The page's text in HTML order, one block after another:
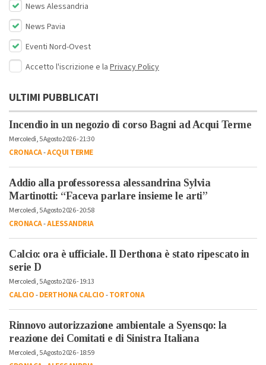
News Alessandria
News Pavia
Eventi Nord-Ovest
Accetto l'iscrizione e la Privacy Policy
ULTIMI PUBBLICATI
Incendio in un negozio di corso Bagni ad Acqui Terme
Mercoledì, 5 Agosto 2026 - 21:30
CRONACA-ACQUI TERME
Addio alla professoressa alessandrina Sylvia
Martinotti: “Faceva parlare insieme le arti”
Mercoledì, 5 Agosto 2026 - 20:58
CRONACA-ALESSANDRIA
Calcio: ora è ufficiale. Il Derthona è stato ripescato in
serie D
Mercoledì, 5 Agosto 2026 - 19:13
CALCIO-DERTHONA CALCIO-TORTONA
Rinnovo autorizzazione ambientale a Syensqo: la
reazione dei Comitati e di Sinistra Italiana
Mercoledì, 5 Agosto 2026 - 18:59